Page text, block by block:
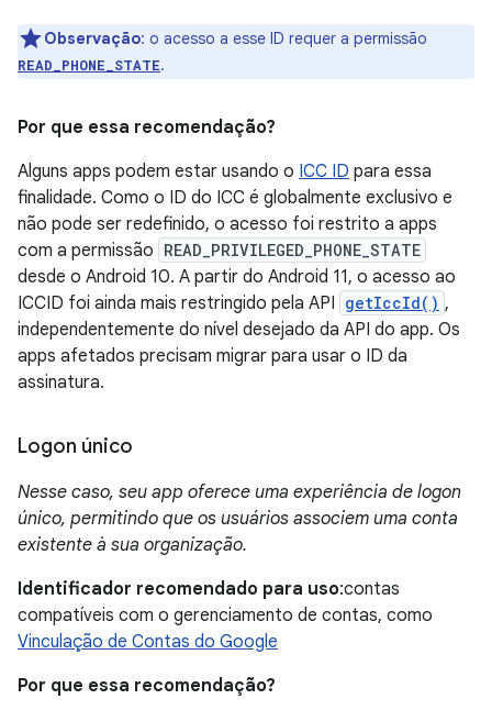
Observação: o acesso a esse ID requer a permissão
READ_PHONE_STATE.
Por que essa recomendação?
Alguns apps podem estar usando o ICC ID para essa
finalidade. Como o ID do ICC é globalmente exclusivo e
não pode ser redefinido, o acesso foi restrito a apps
com a permissão READ_PRIVILEGED_PHONE_STATE
desde o Android 10. A partir do Android 11, o acesso ao
ICCID foi ainda mais restringido pela API getIccId() ,
independentemente do nível desejado da API do app. Os
apps afetados precisam migrar para usar o ID da
assinatura.
Logon único
Nesse caso, seu app oferece uma experiência de logon
único, permitindo que os usuários associem uma conta
existente à sua organização.
Identificador recomendado para uso:contas
compatíveis com o gerenciamento de contas, como
Vinculação de Contas do Google
Por que essa recomendação?